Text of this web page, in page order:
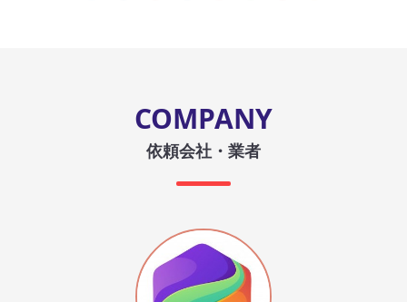
COMPANY
依頼会社・業者